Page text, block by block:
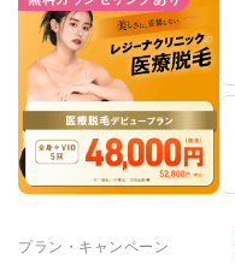
カレイドクリニック
セシリアクリニック
エミナルクリニックメン
レジーナクリニックオム
湘南美容クリニック横浜
プラン・キャンペーン